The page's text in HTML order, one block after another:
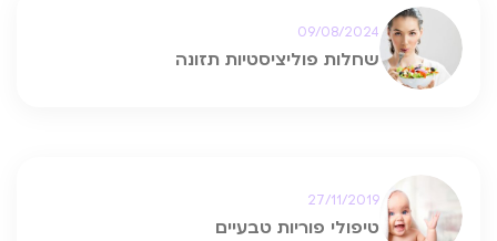
שחלות פוליציסטיות תזונה
09/08/2024
טיפולי פוריות טבעיים
27/11/2019